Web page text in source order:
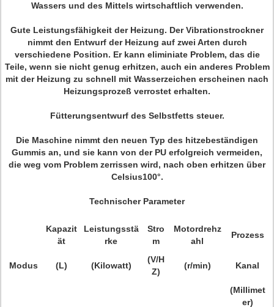
Wassers und des Mittels wirtschaftlich verwenden.
Gute Leistungsfähigkeit der Heizung. Der Vibrationstrockner
nimmt den Entwurf der Heizung auf zwei Arten durch
verschiedene Position. Er kann eliminiate Problem, das die
Teile, wenn sie nicht genug erhitzen, auch ein anderes Problem
mit der Heizung zu schnell mit Wasserzeichen erscheinen nach
Heizungsprozeß verrostet erhalten.
Fütterungsentwurf des Selbstfetts steuer.
Die Maschine nimmt den neuen Typ des hitzebeständigen
Gummis an, und sie kann von der PU erfolgreich vermeiden,
die weg vom Problem zerrissen wird, nach oben erhitzen über
Celsius100°.
Technischer Parameter
Modus
Kapazit
ät
Leistungsstä
rke
Stro
m
Motordrehz
ahl
Prozess
(L) (Kilowatt)
(V/H
Z)
(r/min) Kanal
(Millimet
er)